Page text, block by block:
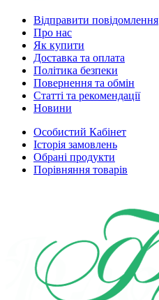
Відправити повідомлення
Про нас
Як купити
Доставка та оплата
Політика безпеки
Повернення та обмін
Статті та рекомендації
Новини
Особистий Кабінет
Історія замовлень
Обрані продукти
Порівняння товарів